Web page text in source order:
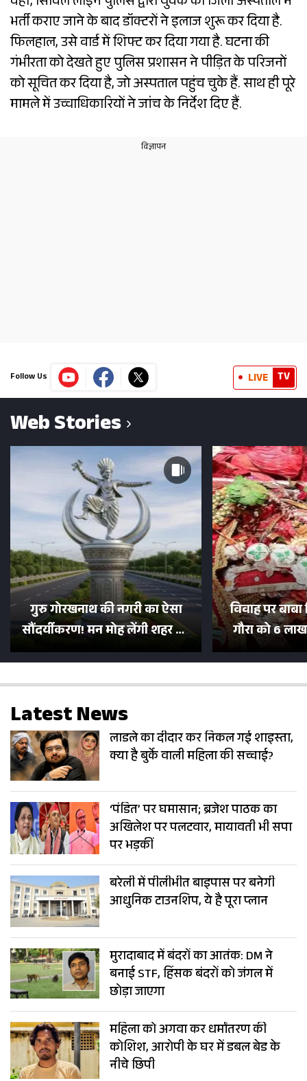
भर्ती कराए जाने के बाद डॉक्टरों ने इलाज शुरू कर दिया है.
फिलहाल, उसे वार्ड में शिफ्ट कर दिया गया है. घटना की
गंभीरता को देखते हुए पुलिस प्रशासन ने पीड़ित के परिजनों
को सूचित कर दिया है, जो अस्पताल पहुंच चुके हैं. साथ ही पूरे
मामले में उच्चाधिकारियों ने जांच के निर्देश दिए हैं.
Follow Us LIVE TV
Web Stories
गुरु गोरखनाथ की नगरी का ऐसा
सौंदर्यीकरण! मन मोह लेंगी शहर की
सड़कें; देखें Photos
विवाह पर
गौरा को 6
500 भक्तों
Latest News
लाडले का दीदार कर निकल गई शाइस्ता,
क्या है बुर्के वाली महिला की सच्चाई?
‘पंडित’ पर घमासान; ब्रजेश पाठक का
अखिलेश पर पलटवार, मायावती भी सपा
पर भड़कीं
बरेली में पीलीभीत बाइपास पर बनेगी
आधुनिक टाउनशिप, ये है पूरा प्लान
मुरादाबाद में बंदरों का आतंक: DM ने
बनाई STF, हिंसक बंदरों को जंगल में
छोड़ा जाएगा
महिला को अगवा कर धर्मांतरण की
कोशिश, आरोपी के घर में डबल बेड के
नीचे छिपी